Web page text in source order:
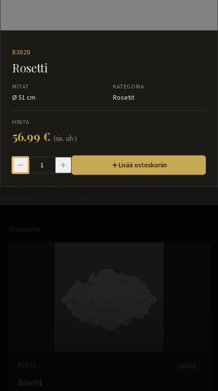
Rosetit
36 tuotetta
B2021 Rosetit
Rosetti
B3020
Rosetti
MITAT
Ø 51 cm
KATEGORIA
Rosetit
HINTA
56.99 € (sis. alv)
Lisää ostoskoriin